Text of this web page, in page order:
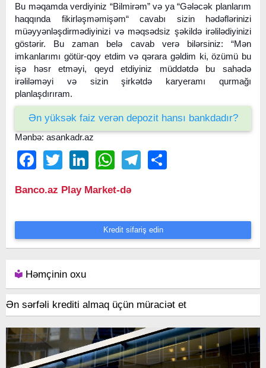
Bu məqamda verdiyiniz “Bilmirəm” və ya “Gələcək planlarım
haqqında fikirləşməmişəm“ cavabı sizin hədəflərinizi
müəyyənləşdirmədiyinizi və məqsədsiz şəkildə irəlilədiyinizi
göstərir. Bu zaman belə cavab verə bilərsiniz: “Mən
imkanlarımı götür-qoy etdim və qərara gəldim ki, özümü bu
işə həsr etməyi, qeyd etdiyiniz müddətdə bu sahədə
irəliləməyi və sizin şirkətdə karyeramı qurmağı
planlaşdırıram.
Ən yüksək faiz verən depozit hansı bankdadır?
Mənbə: asankadr.az
FacebookTwitter LinkedIn WhatsAppTelegram
Banco.az Play Market-də
Kredit sifariş edin
Həmçinin oxu
Ən sərfəli krediti almaq üçün müraciət et